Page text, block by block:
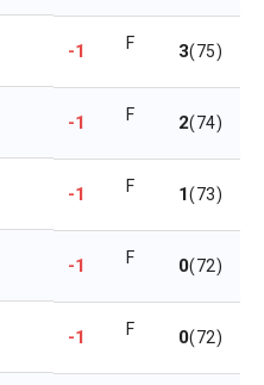
-1 F 3(75)
-1 F 2(74)
-1 F 1(73)
-1 F 0(72)
-1 F 0(72)